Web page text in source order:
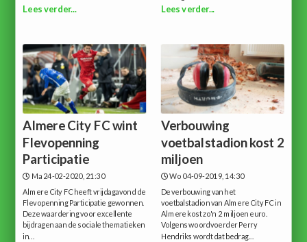
Lees verder... Lees verder...
Almere City FC wint
Flevopenning
Participatie
Ma 24-02-2020, 21:30
Almere City FC heeft vrijdagavond de
Flevopenning Participatie gewonnen.
Deze waardering voor excellente
bijdragen aan de sociale thematieken
in...
Verbouwing
voetbalstadion kost 2
miljoen
Wo 04-09-2019, 14:30
De verbouwing van het
voetbalstadion van Almere City FC in
Almere kost zo'n 2 miljoen euro.
Volgens woordvoerder Perry
Hendriks wordt dat bedrag...